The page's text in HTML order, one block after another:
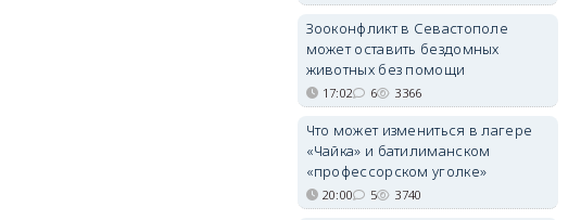
Зооконфликт в Севастополе
может оставить бездомных
животных без помощи
17:02 6 3366
Что может измениться в лагере
«Чайка» и батилиманском
«профессорском уголке»
20:00 5 3740